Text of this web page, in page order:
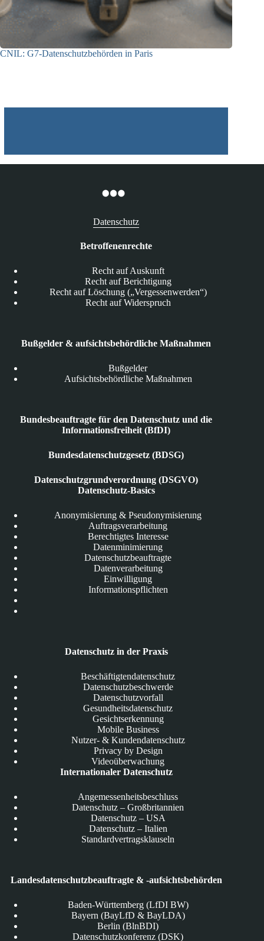
CNIL: G7-Datenschutzbehörden in Paris
Datenschutz
Betroffenenrechte
Recht auf Auskunft
Recht auf Berichtigung
Recht auf Löschung („Vergessenwerden“)
Recht auf Widerspruch
Bußgelder & aufsichtsbehördliche Maßnahmen
Bußgelder
Aufsichtsbehördliche Maßnahmen
Bundesbeauftragte für den Datenschutz und die
Informationsfreiheit (BfDI)
Bundesdatenschutzgesetz (BDSG)
Datenschutzgrundverordnung (DSGVO)
Datenschutz-Basics
Anonymisierung & Pseudonymisierung
Auftragsverarbeitung
Berechtigtes Interesse
Datenminimierung
Datenschutzbeauftragte
Datenverarbeitung
Einwilligung
Informationspflichten
Datenschutz in der Praxis
Beschäftigtendatenschutz
Datenschutzbeschwerde
Datenschutzvorfall
Gesundheitsdatenschutz
Gesichtserkennung
Mobile Business
Nutzer- & Kundendatenschutz
Privacy by Design
Videoüberwachung
Internationaler Datenschutz
Angemessenheitsbeschluss
Datenschutz – Großbritannien
Datenschutz – USA
Datenschutz – Italien
Standardvertragsklauseln
Landesdatenschutzbeauftragte & -aufsichtsbehörden
Baden-Württemberg (LfDI BW)
Bayern (BayLfD & BayLDA)
Berlin (BlnBDI)
Datenschutzkonferenz (DSK)